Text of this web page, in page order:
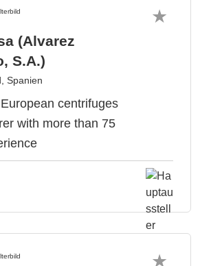
(Alvarez
S.A.)
Spanien
centrifuges
with more than 75